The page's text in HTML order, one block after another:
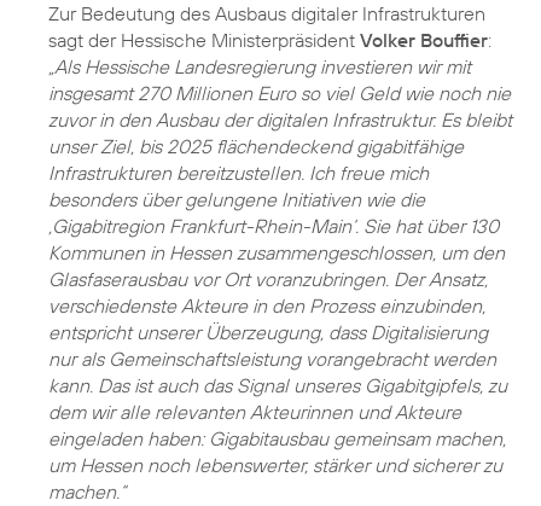
Zur Bedeutung des Ausbaus digitaler Infrastrukturen
sagt der Hessische Ministerpräsident Volker Bouffier:
„Als Hessische Landesregierung investieren wir mit
insgesamt 270 Millionen Euro so viel Geld wie noch nie
zuvor in den Ausbau der digitalen Infrastruktur. Es bleibt
unser Ziel, bis 2025 flächendeckend gigabitfähige
Infrastrukturen bereitzustellen. Ich freue mich
besonders über gelungene Initiativen wie die
‚Gigabitregion Frankfurt-Rhein-Main‘. Sie hat über 130
Kommunen in Hessen zusammengeschlossen, um den
Glasfaserausbau vor Ort voranzubringen. Der Ansatz,
verschiedenste Akteure in den Prozess einzubinden,
entspricht unserer Überzeugung, dass Digitalisierung
nur als Gemeinschaftsleistung vorangebracht werden
kann. Das ist auch das Signal unseres Gigabitgipfels, zu
dem wir alle relevanten Akteurinnen und Akteure
eingeladen haben: Gigabitausbau gemeinsam machen,
um Hessen noch lebenswerter, stärker und sicherer zu
machen.“